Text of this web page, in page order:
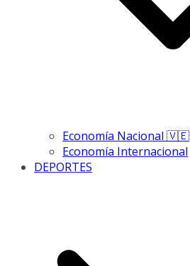
Economía Nacional 🇻🇪
Economía Internacional
DEPORTES